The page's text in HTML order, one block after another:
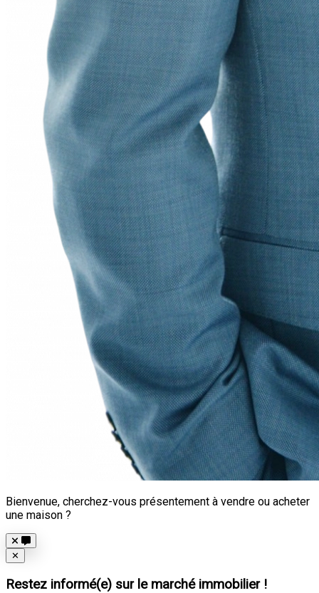
Bienvenue, cherchez-vous présentement à vendre ou acheter
une maison ?
Close
✕
Restez informé(e) sur le marché immobilier !